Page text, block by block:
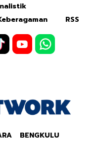
RSS
BENGKULU